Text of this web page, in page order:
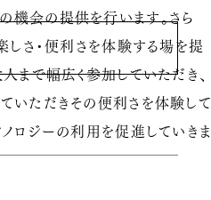
機会の提供を行います。さら
しさ・便利さを体験する場を提
まで幅広く参加していただき、
いただきその便利さを体験して
ロジーの利用を促進していきま